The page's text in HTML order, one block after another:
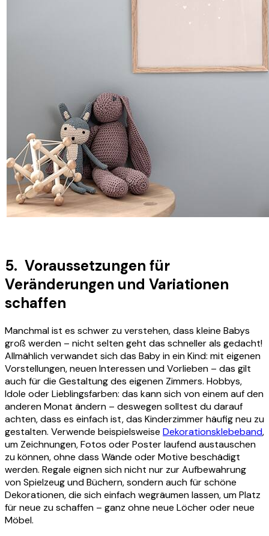
5. Voraussetzungen für
Veränderungen und Variationen
schaffen
Manchmal ist es schwer zu verstehen, dass kleine Babys
groß werden – nicht selten geht das schneller als gedacht!
Allmählich verwandet sich das Baby in ein Kind: mit eigenen
Vorstellungen, neuen Interessen und Vorlieben – das gilt
auch für die Gestaltung des eigenen Zimmers. Hobbys,
Idole oder Lieblingsfarben: das kann sich von einem auf den
anderen Monat ändern – deswegen solltest du darauf
achten, dass es einfach ist, das Kinderzimmer häufig neu zu
gestalten. Verwende beispielsweise Dekorationsklebeband,
um Zeichnungen, Fotos oder Poster laufend austauschen
zu können, ohne dass Wände oder Motive beschädigt
werden. Regale eignen sich nicht nur zur Aufbewahrung
von Spielzeug und Büchern, sondern auch für schöne
Dekorationen, die sich einfach wegräumen lassen, um Platz
für neue zu schaffen – ganz ohne neue Löcher oder neue
Möbel.